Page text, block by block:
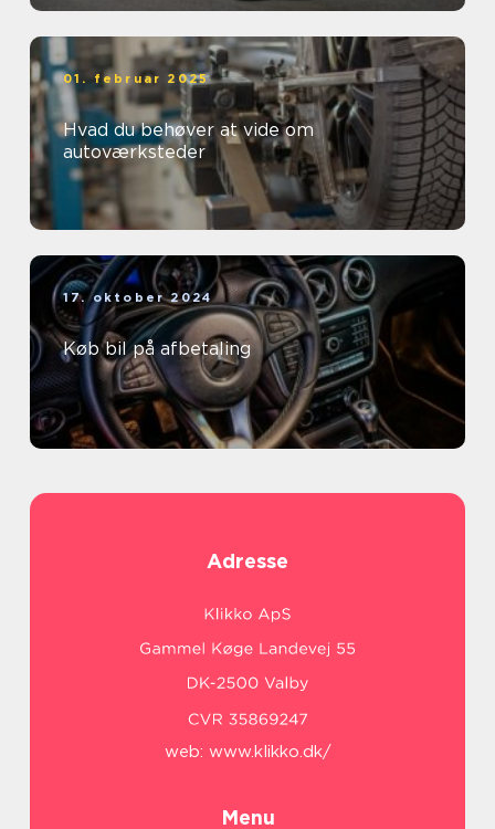
01. februar 2025
Hvad du behøver at vide om
autoværksteder
17. oktober 2024
Køb bil på afbetaling
Adresse
web: www.klikko.dk/
Menu